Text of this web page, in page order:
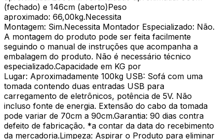
(fechado) e 146cm (aberto)Peso
aproximado: 66,00kg.Necessita
Montagem: Sim.Necessita Montador Especializado: Não.
A montagem do produto pode ser feita facilmente
seguindo o manual de instruções que acompanha a
embalagem do produto. Não é necessário técnico
especializado.Capacidade em KG por
Lugar: Aproximadamente 100kg USB: Sofá com uma
tomada contendo duas entradas USB para
carregamento de eletrônicos, potência de 5V. Não
incluso fonte de energia. Extensão do cabo da tomada
pode variar de 70cm a 90cm.Garantia: 90 dias contra
defeito de fabricação. *a contar da data do recebimento
da mercadoria.Limpeza: Aspirar o Produto para eliminar